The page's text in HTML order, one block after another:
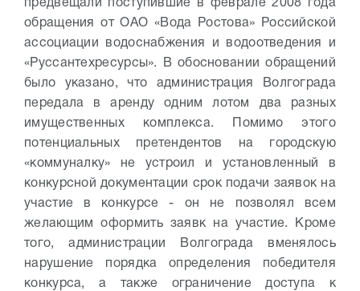
предвещали поступившие в феврале 2008 года
обращения от ОАО «Вода Ростова» Российской
ассоциации водоснабжения и водоотведения и
«Руссантехресурсы». В обосновании обращений
было указано, что администрация Волгограда
передала в аренду одним лотом два разных
имущественных комплекса. Помимо этого
потенциальных претендентов на городскую
«коммуналку» не устроил и установленный в
конкурсной документации срок подачи заявок на
участие в конкурсе - он не позволял всем
желающим оформить заявк на участие. Кроме
того, администрации Волгограда вменялось
нарушение порядка определения победителя
конкурса, а также ограничение доступа к